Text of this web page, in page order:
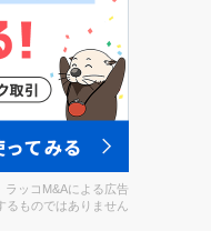
ラッコM&Aによる広告
ものではありません